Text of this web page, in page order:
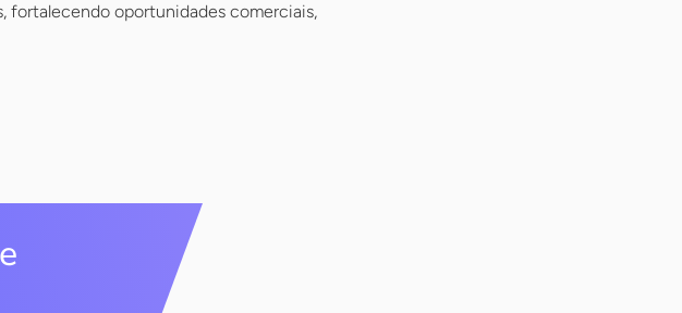
fortalecendo oportunidades comerciais,